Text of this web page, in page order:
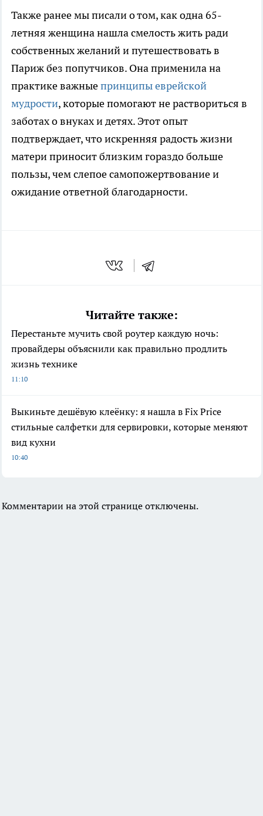
Также ранее мы писали о том, как одна 65-
летняя женщина нашла смелость жить ради
собственных желаний и путешествовать в
Париж без попутчиков. Она применила на
практике важныепринципы еврейской
мудрости, которые помогают не раствориться в
заботах о внуках и детях. Этот опыт
подтверждает, что искренняя радость жизни
матери приносит близким гораздо больше
пользы, чем слепое самопожертвование и
ожидание ответной благодарности.
Читайте также:
Перестаньте мучить свой роутер каждую ночь:
провайдеры объяснили как правильно продлить
жизнь технике
11:10
Выкиньте дешёвую клеёнку: я нашла в Fix Price
стильные салфетки для сервировки, которые меняют
вид кухни
10:40
Комментарии на этой странице отключены.